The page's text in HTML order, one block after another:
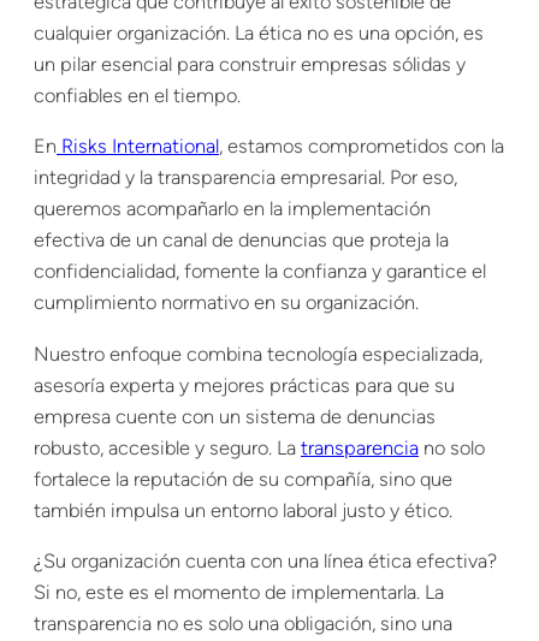
cualquier organización. La ética no es una opción, es
un pilar esencial para construir empresas sólidas y
confiables en el tiempo.
En Risks International, estamos comprometidos con la
integridad y la transparencia empresarial. Por eso,
queremos acompañarlo en la implementación
efectiva de un canal de denuncias que proteja la
confidencialidad, fomente la confianza y garantice el
cumplimiento normativo en su organización.
Nuestro enfoque combina tecnología especializada,
asesoría experta y mejores prácticas para que su
empresa cuente con un sistema de denuncias
robusto, accesible y seguro. La transparencia no solo
fortalece la reputación de su compañía, sino que
también impulsa un entorno laboral justo y ético.
¿Su organización cuenta con una línea ética efectiva?
Si no, este es el momento de implementarla. La
transparencia no es solo una obligación, sino una